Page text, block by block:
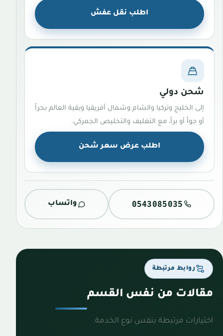
اطلب نقل عفش
شحن دولي
إلى الخليج وتركيا والشام وشمال أفريقيا وبقية العالم بحراً
أو جواً أو براً، مع التغليف والتخليص الجمركي.
اطلب عرض سعر شحن
0543085035 واتساب
روابط مرتبطة
مقالات من نفس القسم
اختيارات مرتبطة بنفس نوع الخدمة.